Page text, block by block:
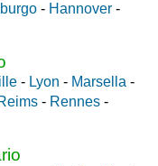
- Hannover -
- Lyon - Marsella -
- Rennes -